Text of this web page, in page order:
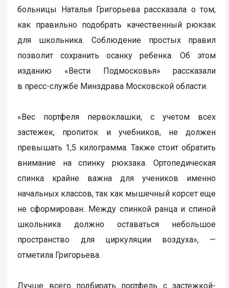
больницы Наталья Григорьева рассказала о том,
как правильно подобрать качественный рюкзак
для школьника. Соблюдение простых правил
позволит сохранить осанку ребенка. Об этом
изданию «Вести Подмосковья» рассказали
в пресс-службе Минздрава Московской области.
«Вес портфеля первоклашки, с учетом всех
застежек, пропиток и учебников, не должен
превышать 1,5 килограмма. Также стоит обратить
внимание на спинку рюкзака. Ортопедическая
спинка крайне важна для учеников именно
начальных классов, так как мышечный корсет еще
не сформирован. Между спинкой ранца и спиной
школьника должно оставаться небольшое
пространство для циркуляции воздуха», —
отметила Григорьева.
Лучше всего подбирать портфель с застежкой-